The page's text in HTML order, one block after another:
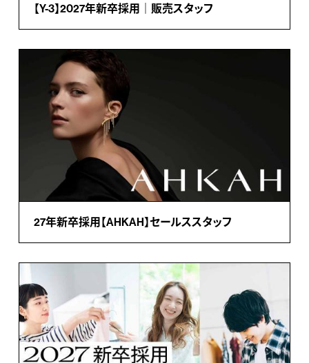
【Y-3】2027年新卒採用｜販売スタッフ
27年新卒採用【AHKAH】セールススタッフ